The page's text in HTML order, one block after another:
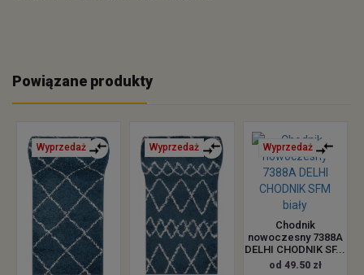
Powiązane produkty
Wyprzedaż Wyprzedaż Wyprzedaż
Chodnik
nowoczesny 7388A
DELHI CHODNIK SF...
od 49.50 zł